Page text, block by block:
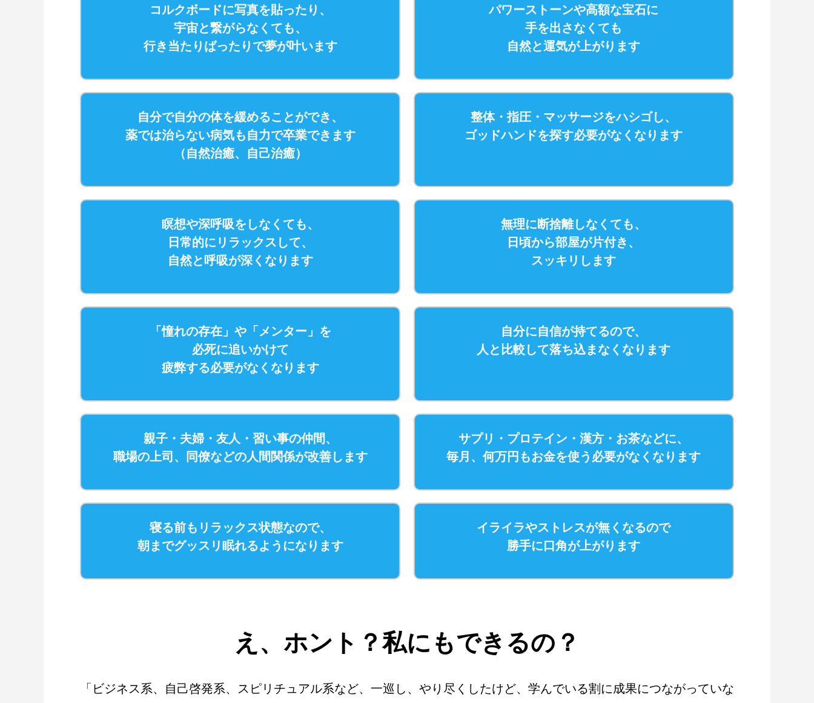
コルクボードに写真を貼ったり、
宇宙と繋がらなくても、
行き当たりばったりで夢が叶います
パワーストーンや高額な宝石に
手を出さなくても
自然と運気が上がります
自分で自分の体を緩めることができ、
薬では治らない病気も自力で卒業できます
（自然治癒、自己治癒）
整体・指圧・マッサージをハシゴし、
ゴッドハンドを探す必要がなくなります
瞑想や深呼吸をしなくても、
日常的にリラックスして、
自然と呼吸が深くなります
無理に断捨離しなくても、
日頃から部屋が片付き、
スッキリします
「憧れの存在」や「メンター」を
必死に追いかけて
疲弊する必要がなくなります
自分に自信が持てるので、
人と比較して落ち込まなくなります
親子・夫婦・友人・習い事の仲間、
職場の上司、同僚などの人間関係が改善します
サプリ・プロテイン・漢方・お茶などに、
毎月、何万円もお金を使う必要がなくなります
寝る前もリラックス状態なので、
朝までグッスリ眠れるようになります
イライラやストレスが無くなるので
勝手に口角が上がります
え、ホント？私にもできるの？
「ビジネス系、自己啓発系、スピリチュアル系など、一巡し、やり尽くしたけど、学んでいる割に成果につながっていな